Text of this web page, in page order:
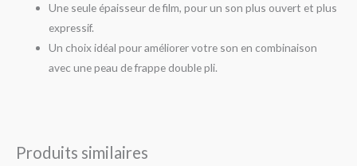
Une seule épaisseur de film, pour un son plus ouvert et plus
expressif.
Un choix idéal pour améliorer votre son en combinaison
avec une peau de frappe double pli.
Produits similaires